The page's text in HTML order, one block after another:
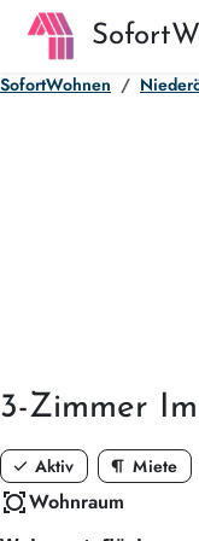
SofortWohnen
3-Zimmer
check Aktiv format_paragraph Miete
all_outWohnraum